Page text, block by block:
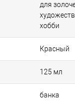
для
хобби
Красный
125 мл
банка